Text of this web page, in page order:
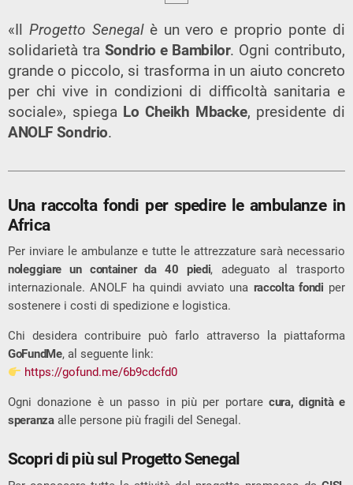
«Il Progetto Senegalè un vero e proprio ponte di
solidarietà tra Sondrio e Bambilor. Ogni contributo,
grande o piccolo, si trasforma in un aiuto concreto
per chi vive in condizioni di difficoltà sanitaria e
sociale», spiega Lo Cheikh Mbacke, presidente di
ANOLF Sondrio.
Una raccolta fondi per spedire le ambulanze in
Africa
Per inviare le ambulanze e tutte le attrezzature sarà necessario
noleggiare un container da 40 piedi, adeguato al trasporto
internazionale. ANOLF ha quindi avviato una raccolta fondi per
sostenere i costi di spedizione e logistica.
Chi desidera contribuire può farlo attraverso la piattaforma
GoFundMe, al seguente link:
https://gofund.me/6b9cdcfd0
Ogni donazione è un passo in più per portare cura, dignità e
speranzaalle persone più fragili del Senegal.
Scopri di più sul Progetto Senegal